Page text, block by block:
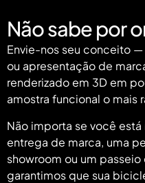
Não sabe por
Envie-nos seu conceito
ou apresentação de
renderizado em 3D em
amostra funcional o mais
Não importa se você
entrega de marca, uma
showroom ou um
garantimos que sua